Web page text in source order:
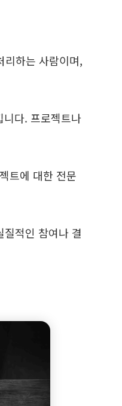
하는 사람이며,
다. 프로젝트나
트에 대한 전문
적인 참여나 결